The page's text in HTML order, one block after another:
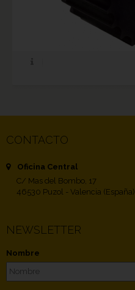
CONTACTO
Oficina Central
C/ Mas del Bombo, 17
46530 Puzol - Valencia (España)
NEWSLETTER
Nombre